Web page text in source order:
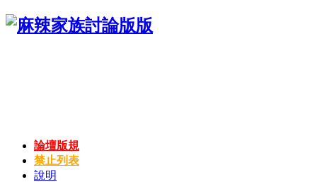
論壇版規
禁止列表
說明